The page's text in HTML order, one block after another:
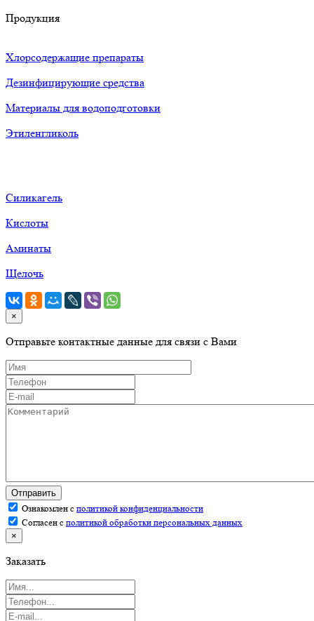
Продукция
Хлорсодержащие препараты
Дезинфицирующие средства
Материалы для водоподготовки
Этиленгликоль
Силикагель
Кислоты
Аминаты
Щелочь
×
Отправьте контактные данные для связи с Вами
Отправить
Ознакомлен с политикой конфиденциальности
Согласен с политикой обработки персональных данных
×
Заказать